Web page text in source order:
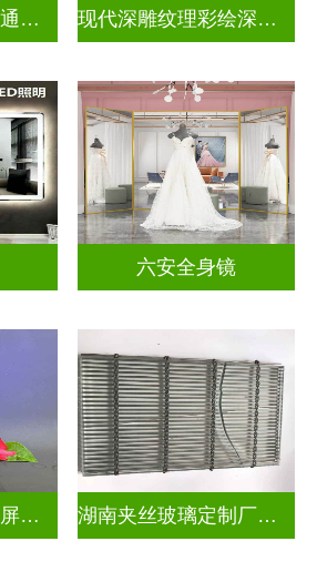
夹丝压花夹胶烤漆通电深雕浮雕玻璃 现代深雕纹理彩绘深雕浮雕玻璃
六安全身镜
入户玄关夹丝玻璃屏风好不好 湖南夹丝玻璃定制厂家地址